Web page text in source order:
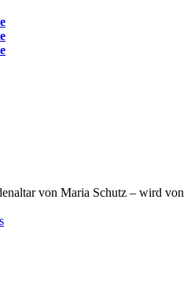
von Maria Schutz – wird von